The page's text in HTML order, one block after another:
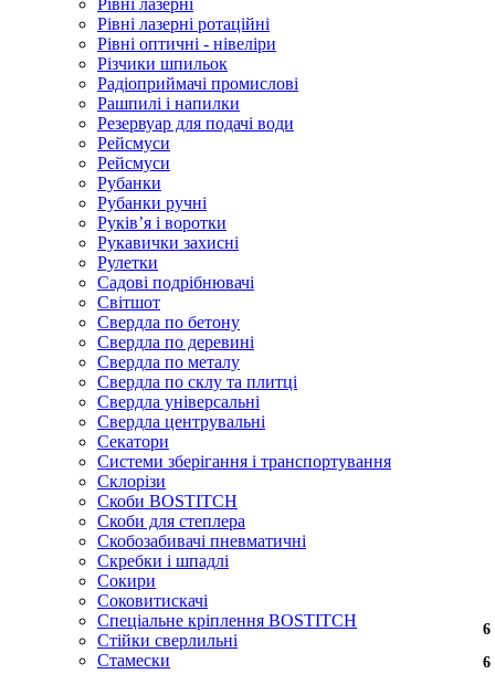
Рівні лазерні
Рівні лазерні ротаційні
Рівні оптичні - нівеліри
Різчики шпильок
Радіоприймачі промислові
Рашпилі і напилки
Резервуар для подачі води
Рейсмуси
Рейсмуси
Рубанки
Рубанки ручні
Руківʼя і воротки
Рукавички захисні
Рулетки
Садові подрібнювачі
Світшот
Свердла по бетону
Свердла по деревині
Свердла по металу
Свердла по склу та плитці
Свердла універсальні
Свердла центрувальні
Секатори
Системи зберігання і транспортування
Склорізи
Скоби BOSTITCH
Скоби для степлера
Скобозабивачі пневматичні
Скребки і шпадлі
Сокири
Соковитискачі
Спеціальне кріплення BOSTITCH
Стійки сверлильні
Стамески
6
6
6
6
6
6
6
6